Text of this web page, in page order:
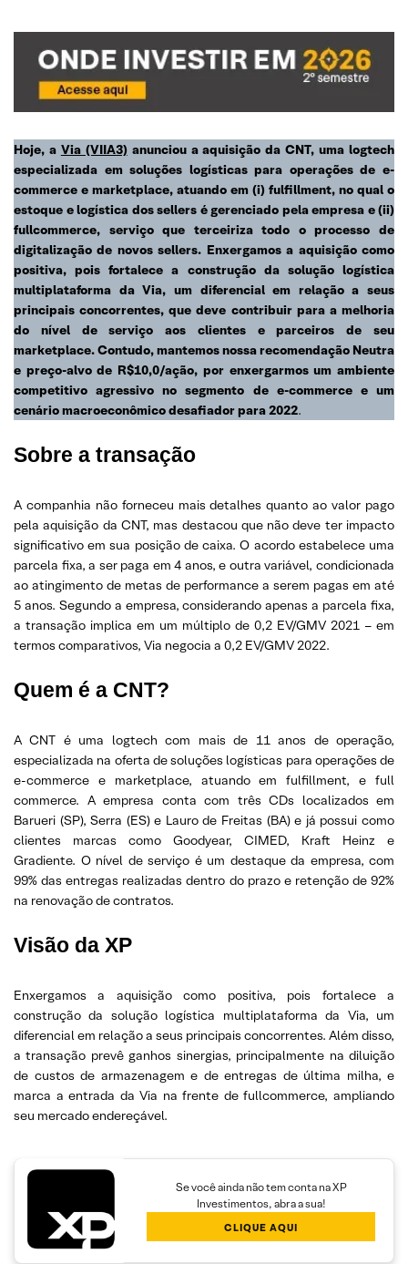
Hoje, a Via (VIIA3)anunciou a aquisição da CNT, uma logtech
especializada em soluções logísticas para operações de e-
commerce e marketplace, atuando em (i) fulfillment, no qual o
estoque e logística dos sellers é gerenciado pela empresa e (ii)
fullcommerce, serviço que terceiriza todo o processo de
digitalização de novos sellers. Enxergamos a aquisição como
positiva, pois fortalece a construção da solução logística
multiplataforma da Via, um diferencial em relação a seus
principais concorrentes, que deve contribuir para a melhoria
do nível de serviço aos clientes e parceiros de seu
marketplace. Contudo, mantemos nossa recomendação Neutra
e preço-alvo de R$10,0/ação, por enxergarmos um ambiente
competitivo agressivo no segmento de e-commerce e um
cenário macroeconômico desafiador para 2022.
Sobre a transação
A companhia não forneceu mais detalhes quanto ao valor pago
pela aquisição da CNT, mas destacou que não deve ter impacto
significativo em sua posição de caixa. O acordo estabelece uma
parcela fixa, a ser paga em 4 anos, e outra variável, condicionada
ao atingimento de metas de performance a serem pagas em até
5 anos. Segundo a empresa, considerando apenas a parcela fixa,
a transação implica em um múltiplo de 0,2 EV/GMV 2021 – em
termos comparativos, Via negocia a 0,2 EV/GMV 2022.
Quem é a CNT?
A CNT é uma logtech com mais de 11 anos de operação,
especializada na oferta de soluções logísticas para operações de
e-commerce e marketplace, atuando em fulfillment, e full
commerce. A empresa conta com três CDs localizados em
Barueri (SP), Serra (ES) e Lauro de Freitas (BA) e já possui como
clientes marcas como Goodyear, CIMED, Kraft Heinz e
Gradiente. O nível de serviço é um destaque da empresa, com
99% das entregas realizadas dentro do prazo e retenção de 92%
na renovação de contratos.
Visão da XP
Enxergamos a aquisição como positiva, pois fortalece a
construção da solução logística multiplataforma da Via, um
diferencial em relação a seus principais concorrentes. Além disso,
a transação prevê ganhos sinergias, principalmente na diluição
de custos de armazenagem e de entregas de última milha, e
marca a entrada da Via na frente de fullcommerce, ampliando
seu mercado endereçável.
Se você ainda não tem conta na XP
Investimentos, abra a sua!
CLIQUE AQUI